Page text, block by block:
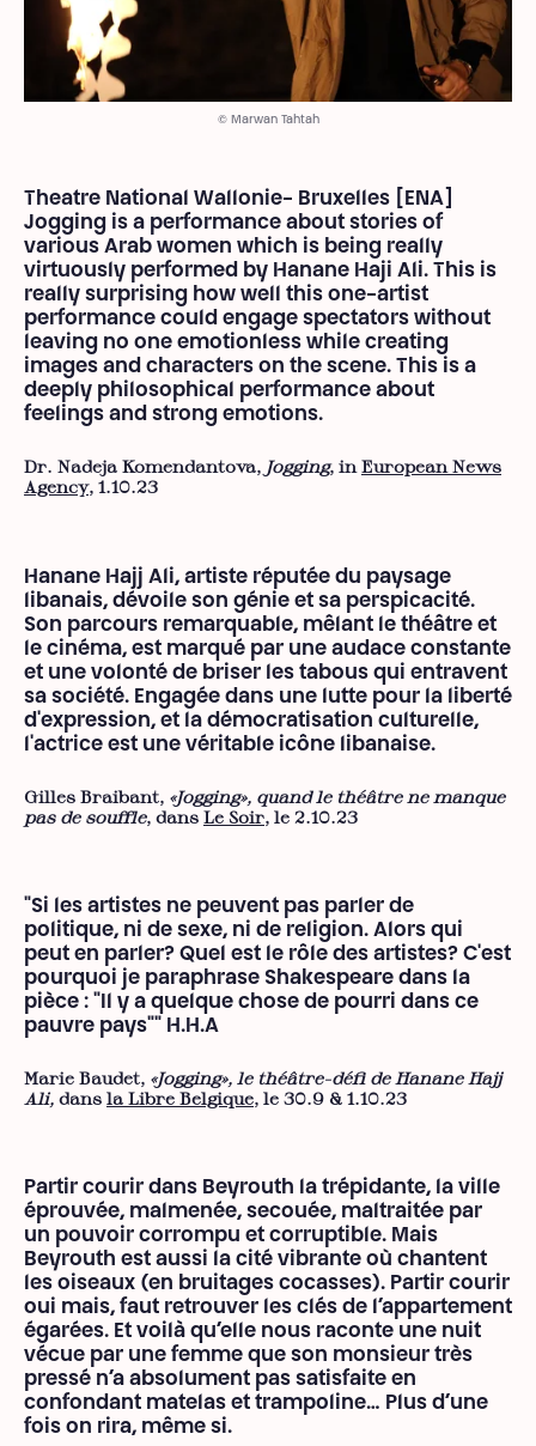
© Marwan Tahtah
Theatre National Wallonie- Bruxelles [ENA]
Jogging is a performance about stories of
various Arab women which is being really
virtuously performed by Hanane Haji Ali. This is
really surprising how well this one-artist
performance could engage spectators without
leaving no one emotionless while creating
images and characters on the scene. This is a
deeply philosophical performance about
feelings and strong emotions.
Dr. Nadeja Komendantova, Jogging, in European News
Agency, 1.10.23
Hanane Hajj Ali, artiste réputée du paysage
libanais, dévoile son génie et sa perspicacité.
Son parcours remarquable, mêlant le théâtre et
le cinéma, est marqué par une audace constante
et une volonté de briser les tabous qui entravent
sa société. Engagée dans une lutte pour la liberté
d'expression, et la démocratisation culturelle,
l'actrice est une véritable icône libanaise.
Gilles Braibant, «Jogging», quand le théâtre ne manque
pas de souffle, dans Le Soir, le 2.10.23
"Si les artistes ne peuvent pas parler de
politique, ni de sexe, ni de religion. Alors qui
peut en parler? Quel est le rôle des artistes? C'est
pourquoi je paraphrase Shakespeare dans la
pièce : "Il y a quelque chose de pourri dans ce
pauvre pays"" H.H.A
Marie Baudet, «Jogging», le théâtre-défi de Hanane Hajj
Ali, dans la Libre Belgique, le 30.9 & 1.10.23
Partir courir dans Beyrouth la trépidante, la ville
éprouvée, malmenée, secouée, maltraitée par
un pouvoir corrompu et corruptible. Mais
Beyrouth est aussi la cité vibrante où chantent
les oiseaux (en bruitages cocasses). Partir courir
oui mais, faut retrouver les clés de l’appartement
égarées. Et voilà qu’elle nous raconte une nuit
vécue par une femme que son monsieur très
pressé n’a absolument pas satisfaite en
confondant matelas et trampoline… Plus d’une
fois on rira, même si.